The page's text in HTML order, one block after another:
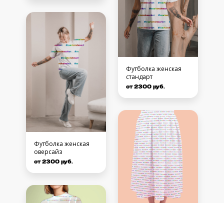
Футболка женская
оверсайз
от 2300 руб.
Футболка женская
стандарт
от 2300 руб.